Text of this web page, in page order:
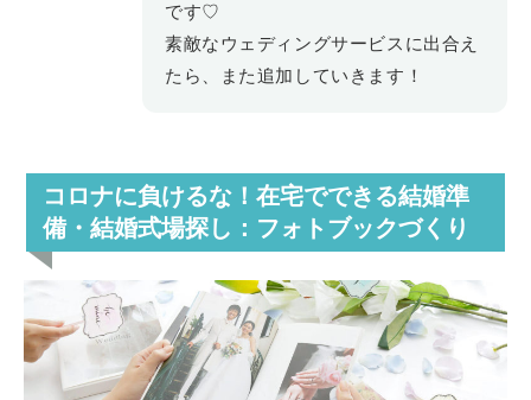
です♡
素敵なウェディングサービスに出合え
たら、また追加していきます！
コロナに負けるな！在宅でできる結婚準
備・結婚式場探し ：フォトブックづくり